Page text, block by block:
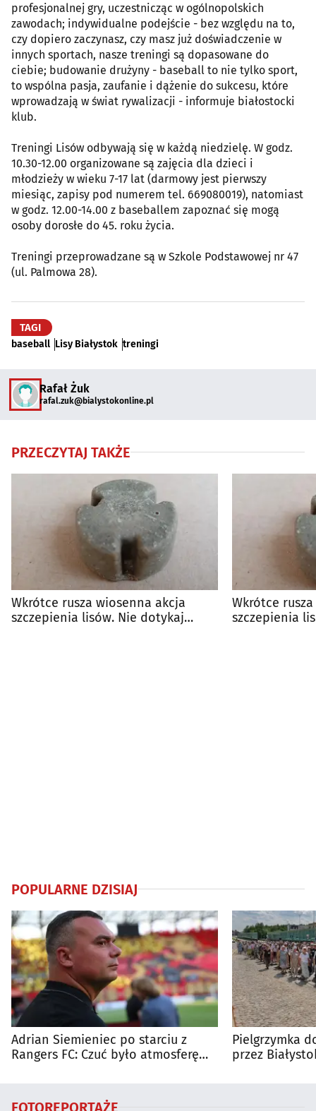
profesjonalnej gry, uczestnicząc w ogólnopolskich
zawodach; indywidualne podejście - bez względu na to,
czy dopiero zaczynasz, czy masz już doświadczenie w
innych sportach, nasze treningi są dopasowane do
ciebie; budowanie drużyny - baseball to nie tylko sport,
to wspólna pasja, zaufanie i dążenie do sukcesu, które
wprowadzają w świat rywalizacji - informuje białostocki
klub.
Treningi Lisów odbywają się w każdą niedzielę. W godz.
10.30-12.00 organizowane są zajęcia dla dzieci i
młodzieży w wieku 7-17 lat (darmowy jest pierwszy
miesiąc, zapisy pod numerem tel. 669080019), natomiast
w godz. 12.00-14.00 z baseballem zapoznać się mogą
osoby dorosłe do 45. roku życia.
Treningi przeprowadzane są w Szkole Podstawowej nr 47
(ul. Palmowa 28).
TAGI
baseball Lisy Białystok treningi
Rafał Żuk
rafal.zuk@bialystokonline.pl
PRZECZYTAJ TAKŻE
Wkrótce rusza wiosenna akcja
szczepienia lisów. Nie dotykaj
Wkrótce
szczepienia
POPULARNE DZISIAJ
Adrian Siemieniec po starciu z
Rangers FC: Czuć było atmosferę
Pielgrzymka
przez
FOTOREPORTAŻE